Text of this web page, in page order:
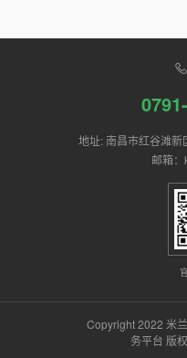
地址: 南昌市红谷滩
邮箱
Copyright 2022 米
务平台 版